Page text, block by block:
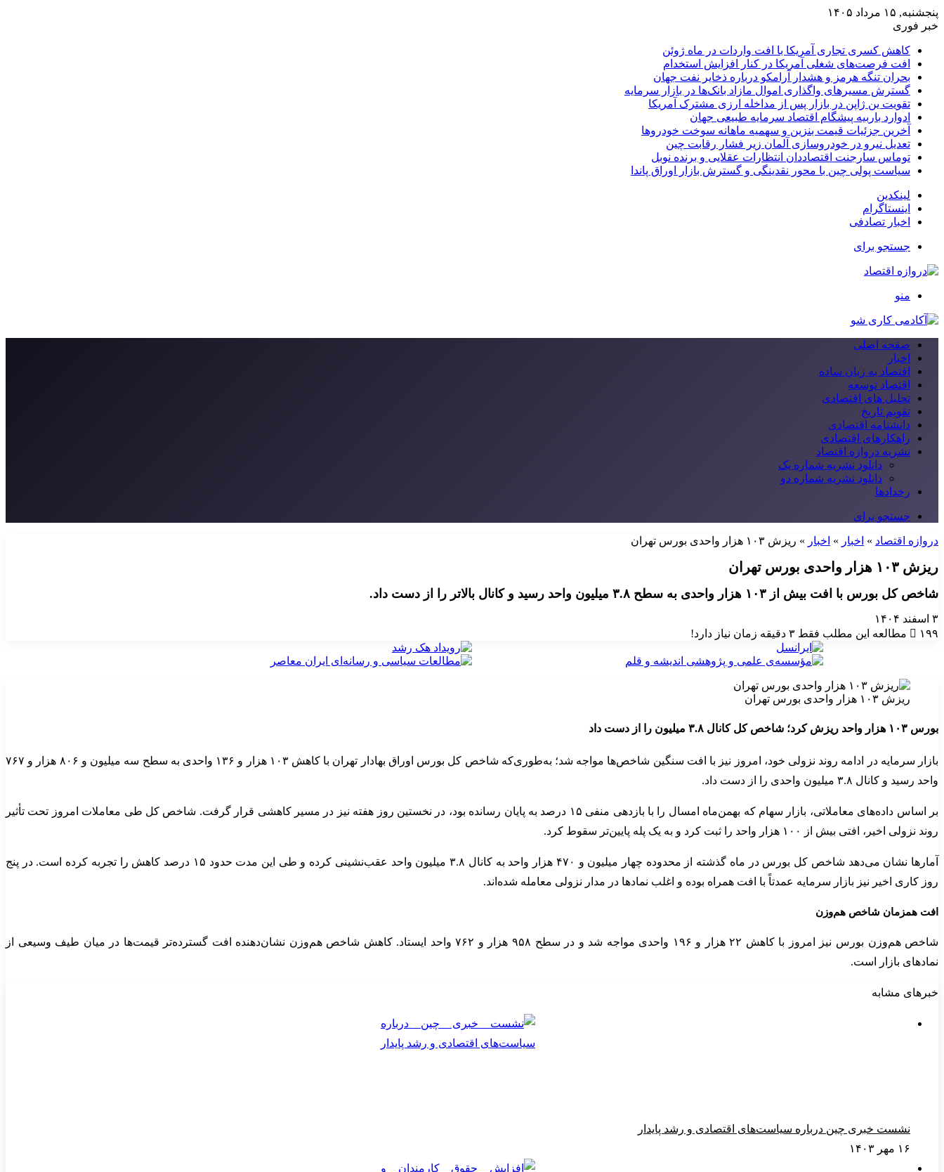
پنجشنبه, ۱۵ مرداد ۱۴۰۵
خبر فوری
کاهش کسری تجاری آمریکا با افت واردات در ماه ژوئن
افت فرصت‌های شغلی آمریکا در کنار افزایش استخدام
بحران تنگه هرمز و هشدار آرامکو درباره ذخایر نفت جهان
گسترش مسیرهای واگذاری اموال مازاد بانک‌ها در بازار سرمایه
تقویت ین ژاپن در بازار پس از مداخله ارزی مشترک آمریکا
ادوارد باربیه پیشگام اقتصاد سرمایه طبیعی جهان
آخرین جزئیات قیمت بنزین و سهمیه ماهانه سوخت خودروها
تعدیل نیرو در خودروسازی آلمان زیر فشار رقابت چین
توماس سارجنت اقتصاددان انتظارات عقلایی و برنده نوبل
سیاست پولی چین با محور نقدینگی و گسترش بازار اوراق پاندا
لینکدین
اینستاگرام
اخبار تصادفی
جستجو برای
منو
صفحه اصلی
اخبار
اقتصاد به زبان ساده
اقتصاد توسعه
تحلیل های اقتصادی
تقویم تاریخ
دانشنامه اقتصادی
راهکارهای اقتصادی
نشریه دروازه اقتصاد
دانلود نشریه شماره یک
دانلود نشریه شماره دو
رخدادها
جستجو برای
دروازه اقتصاد » اخبار » اخبار » ریزش ۱۰۳ هزار واحدی بورس تهران
ریزش ۱۰۳ هزار واحدی بورس تهران
شاخص کل بورس با افت بیش از ۱۰۳ هزار واحدی به سطح ۳.۸ میلیون واحد رسید و کانال بالاتر را از دست داد.
۳ اسفند ۱۴۰۴
۱۹۹
مطالعه این مطلب فقط ۳ دقیقه زمان نیاز دارد!
ریزش ۱۰۳ هزار واحدی بورس تهران
بورس ۱۰۳ هزار واحد ریزش کرد؛ شاخص کل کانال ۳.۸ میلیون را از دست داد
بازار سرمایه در ادامه روند نزولی خود، امروز نیز با افت سنگین شاخص‌ها مواجه شد؛ به‌طوری‌که شاخص کل بورس اوراق بهادار تهران با کاهش ۱۰۳ هزار و ۱۳۶ واحدی به سطح سه میلیون و ۸۰۶ هزار و ۷۶۷
واحد رسید و کانال ۳.۸ میلیون واحدی را از دست داد.
بر اساس داده‌های معاملاتی، بازار سهام که بهمن‌ماه امسال را با بازدهی منفی ۱۵ درصد به پایان رسانده بود، در نخستین روز هفته نیز در مسیر کاهشی قرار گرفت. شاخص کل طی معاملات امروز تحت تأثیر
روند نزولی اخیر، افتی بیش از ۱۰۰ هزار واحد را ثبت کرد و به یک پله پایین‌تر سقوط کرد.
آمارها نشان می‌دهد شاخص کل بورس در ماه گذشته از محدوده چهار میلیون و ۴۷۰ هزار واحد به کانال ۳.۸ میلیون واحد عقب‌نشینی کرده و طی این مدت حدود ۱۵ درصد کاهش را تجربه کرده است. در پنج
روز کاری اخیر نیز بازار سرمایه عمدتاً با افت همراه بوده و اغلب نمادها در مدار نزولی معامله شده‌اند.
افت همزمان شاخص هم‌وزن
شاخص هم‌وزن بورس نیز امروز با کاهش ۲۲ هزار و ۱۹۶ واحدی مواجه شد و در سطح ۹۵۸ هزار و ۷۶۲ واحد ایستاد. کاهش شاخص هم‌وزن نشان‌دهنده افت گسترده‌تر قیمت‌ها در میان طیف وسیعی از
نمادهای بازار است.
خبرهای مشابه
نشست خبری چین درباره سیاست‌های اقتصادی و رشد پایدار
۱۶ مهر ۱۴۰۳